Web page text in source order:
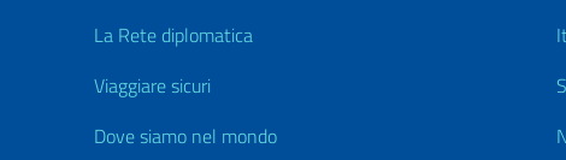
La Rete diplomatica
Viaggiare sicuri
Dove siamo nel mondo